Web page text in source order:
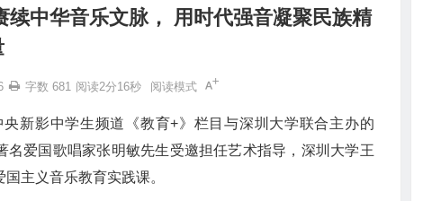
中华音乐文脉， 用时代强音凝聚民族精
字数 681 阅读2分16秒 阅读模式
新影中学生频道《教育+》栏目与深圳大学联合主办的
名爱国歌唱家张明敏先生受邀担任艺术指导，深圳大学王
主义音乐教育实践课。